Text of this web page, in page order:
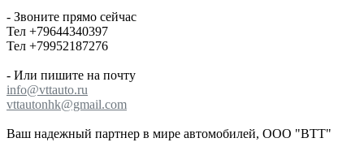
- Звоните прямо сейчас
Тел +79644340397
Тел +79952187276
- Или пишите на почту
info@vttauto.ru
vttautonhk@gmail.com
Ваш надежный партнер в мире автомобилей, ООО "ВТТ"